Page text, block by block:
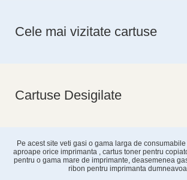
Cele mai vizitate cartuse
Cartuse Desigilate
Pe acest site veti gasi o gama larga de
aproape orice imprimanta , cartus toner pentru
pentru o gama mare de imprimante, deasemenea
ribon pentru imprimanta